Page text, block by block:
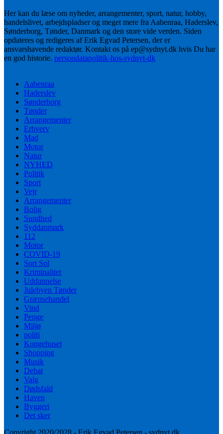
Her kan du læse om nyheder, arrangementer, sport, natur, hobby,
handelslivet, arbejdspladser og meget mere fra Aabenraa, Haderslev,
Sønderborg, Tønder, Danmark og den store vide verden. Siden
opdateres og redigeres af Erik Egvad Petersen, der er
ansvarshavende redaktør. Kontakt os på ep@sydnyt.dk hvis Du har
en god historie. persondatapolitik-hos-sydnyt-dk
Aabenraa
Haderslev
Sønderborg
Tønder
Arrangementer
Erhverv
Mad
Motor
Natur
NYHED
Politik
Sport
Vejr
Arrangementer
Bolig
Sundhed
Syddanmark
112
Motor
COVID-19
Sort Sol
Kriminalitet
Uddannelse
Julebyen Tønder
Grænsehandel
Vind
Penge
Miljø
politi
Kongehuset
Shopping
Musik
Debat
Valg
Dødsfald
Haven
Byggeri
Det sker
Copyright 2020/2028 - Erik Egvad Petersen - sydnyt.dk